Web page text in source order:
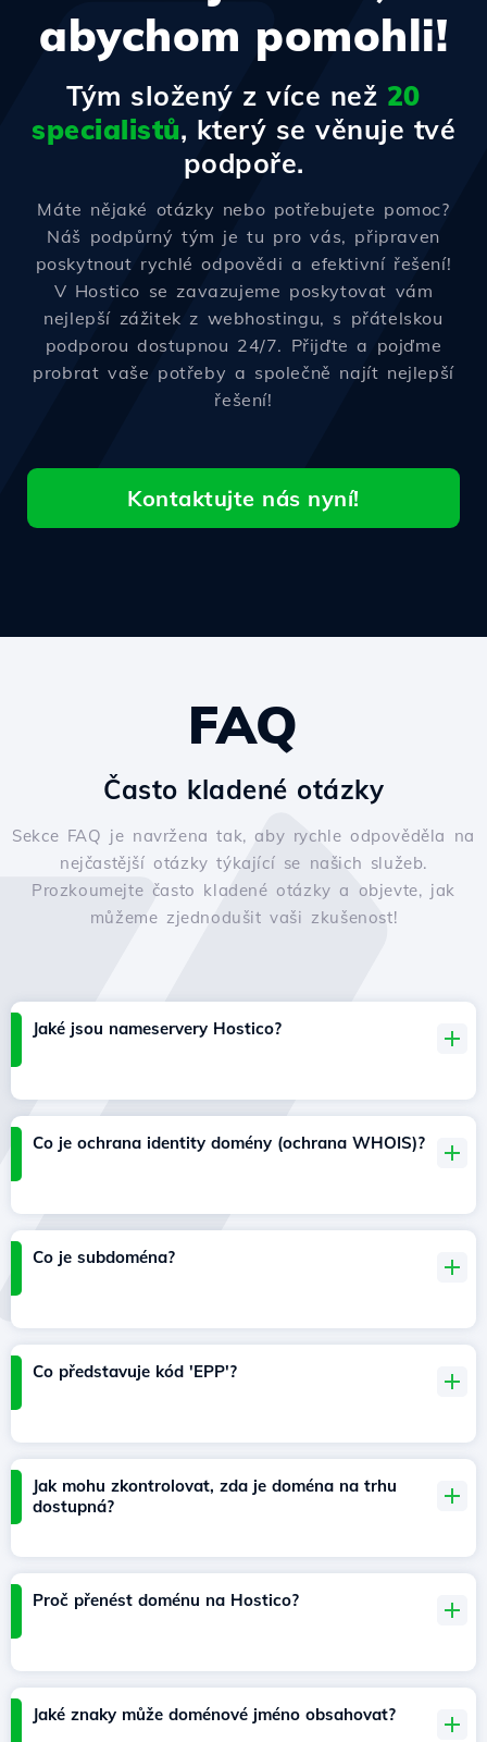
abychom pomohli!
Tým složený z více než 20
specialistů, který se věnuje tvé
podpoře.
Máte nějaké otázky nebo potřebujete pomoc?
Náš podpůrný tým je tu pro vás, připraven
poskytnout rychlé odpovědi a efektivní řešení!
V Hostico se zavazujeme poskytovat vám
nejlepší zážitek z webhostingu, s přátelskou
podporou dostupnou 24/7. Přijďte a pojďme
probrat vaše potřeby a společně najít nejlepší
řešení!
Kontaktujte nás nyní!
FAQ
Často kladené otázky
Sekce FAQ je navržena tak, aby rychle odpověděla na
nejčastější otázky týkající se našich služeb.
Prozkoumejte často kladené otázky a objevte, jak
můžeme zjednodušit vaši zkušenost!
Jaké jsou nameservery Hostico?
Co je ochrana identity domény (ochrana WHOIS)?
Co je subdoména?
Co představuje kód 'EPP'?
Jak mohu zkontrolovat, zda je doména na trhu
dostupná?
Proč přenést doménu na Hostico?
Jaké znaky může doménové jméno obsahovat?